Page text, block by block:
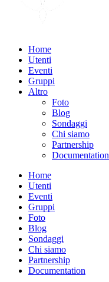
Home
Utenti
Eventi
Gruppi
Altro
Foto
Blog
Sondaggi
Chi siamo
Partnership
Documentation
Home
Utenti
Eventi
Gruppi
Foto
Blog
Sondaggi
Chi siamo
Partnership
Documentation